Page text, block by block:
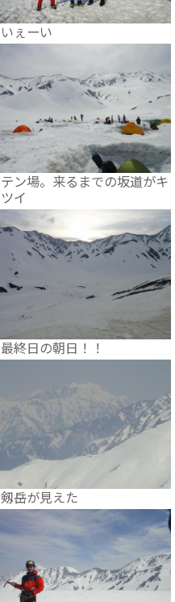
いぇーい
テン場。来るまでの坂道がキ
ツイ
最終日の朝日！！
剱岳が見えた